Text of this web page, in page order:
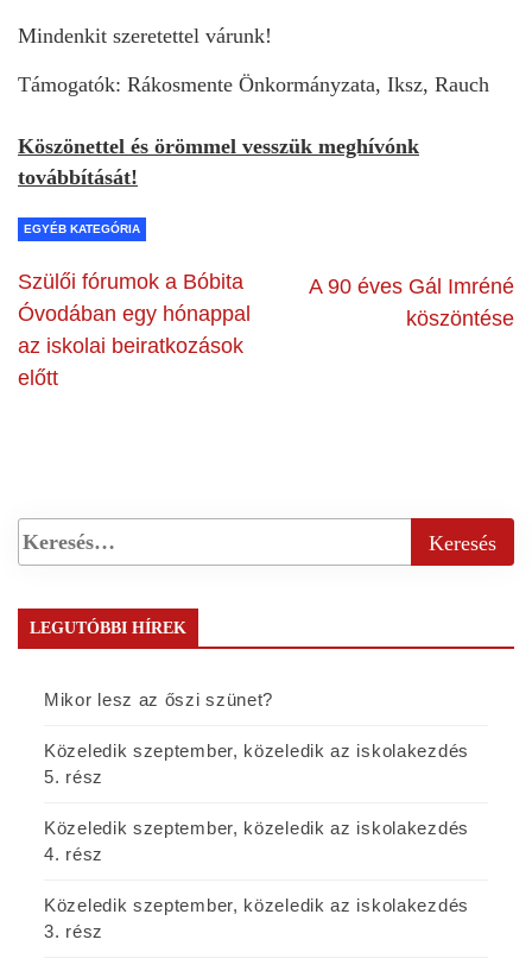
Mindenkit szeretettel várunk!
Támogatók: Rákosmente Önkormányzata, Iksz, Rauch
Köszönettel és örömmel vesszük meghívónk
továbbítását!
EGYÉB KATEGÓRIA
Szülői fórumok a Bóbita
Óvodában egy hónappal
az iskolai beiratkozások
előtt
A 90 éves Gál Imréné
köszöntése
LEGUTÓBBI HÍREK
Mikor lesz az őszi szünet?
Közeledik szeptember, közeledik az iskolakezdés
5. rész
Közeledik szeptember, közeledik az iskolakezdés
4. rész
Közeledik szeptember, közeledik az iskolakezdés
3. rész